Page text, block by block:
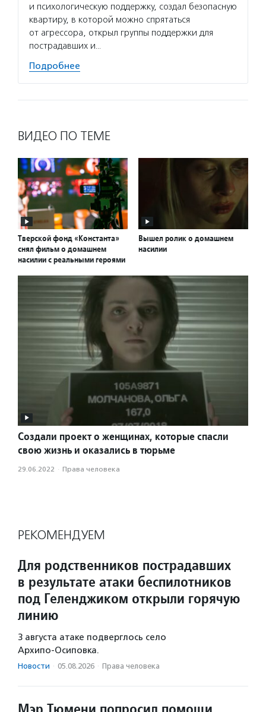
и психологическую поддержку, создал безопасную
квартиру, в которой можно спрятаться
от агрессора, открыл группы поддержки для
пострадавших и…
Подробнее
ВИДЕО ПО ТЕМЕ
Тверской фонд «Константа»
снял фильм о домашнем
насилии с реальными героями
Вышел ролик о домашнем
насилии
Создали проект о женщинах, которые спасли
свою жизнь и оказались в тюрьме
29.06.2022 · Права человека
РЕКОМЕНДУЕМ
Для родственников пострадавших
в результате атаки беспилотников
под Геленджиком открыли горячую
линию
3 августа атаке подверглось село
Архипо‑Осиповка.
Новости · 05.08.2026 · Права человека